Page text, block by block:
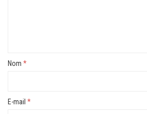
Nom *
E-mail *